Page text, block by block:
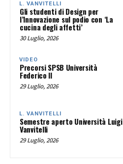
L. VANVITELLI
Gli studenti di Design per
l’Innovazione sul podio con ‘La
cucina degli affetti’
30 Luglio, 2026
VIDEO
Precorsi SPSB Università
Federico II
29 Luglio, 2026
L. VANVITELLI
Semestre aperto Università Luigi
Vanvitelli
29 Luglio, 2026